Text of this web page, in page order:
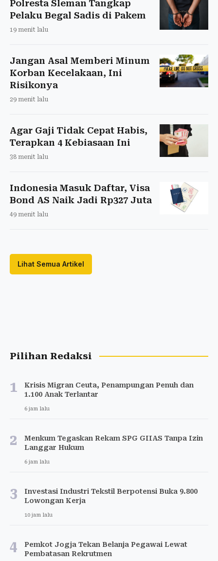
Polresta Sleman Tangkap
Pelaku Begal Sadis di Pakem
19 menit lalu
Jangan Asal Memberi Minum
Korban Kecelakaan, Ini
Risikonya
29 menit lalu
Agar Gaji Tidak Cepat Habis,
Terapkan 4 Kebiasaan Ini
38 menit lalu
Indonesia Masuk Daftar, Visa
Bond AS Naik Jadi Rp327 Juta
49 menit lalu
Lihat Semua Artikel
Pilihan Redaksi
1
Krisis Migran Ceuta, Penampungan Penuh dan
1.100 Anak Terlantar
6 jam lalu
2
Menkum Tegaskan Rekam SPG GIIAS Tanpa Izin
Langgar Hukum
6 jam lalu
3
Investasi Industri Tekstil Berpotensi Buka 9.800
Lowongan Kerja
10 jam lalu
4
Pemkot Jogja Tekan Belanja Pegawai Lewat
Pembatasan Rekrutmen